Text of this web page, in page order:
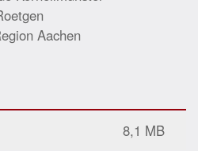
Aachen
8,1 MB